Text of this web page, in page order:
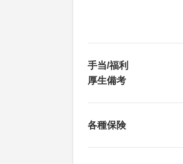
手当/福利
厚生備考
各種保険